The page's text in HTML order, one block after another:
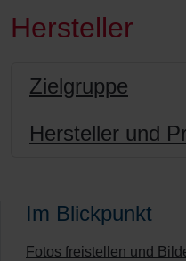
Hersteller
Zielgruppe
Hersteller und
Im Blickpunkt
Fotos freistellen und